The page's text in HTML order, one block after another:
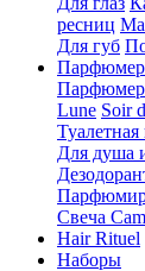
ресниц
Для губ
Lune Soir
Туалетная
Для душа
Свеча
Hair Rituel
Наборы